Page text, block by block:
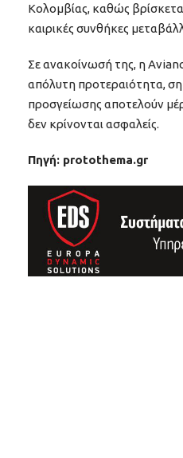
Κολομβίας, καθώς
καιρικές συνθήκες
Σε ανακοίνωσή της, η
απόλυτη προτεραιότητα,
προσγείωσης αποτελούν
δεν κρίνονται ασφαλείς.
Πηγή: protothema.gr